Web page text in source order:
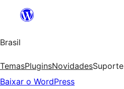
o
conteúdo
Brasil
TemasPluginsNovidadesSuporte
Baixar o WordPress